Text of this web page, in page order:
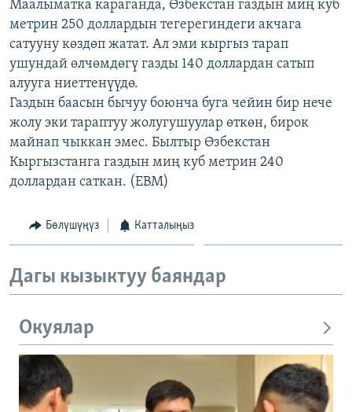
ЫҢГАЙСЫЗ СУРООЛОР
ЭЕ/АРнун бардык сайттары
Маалыматка караганда, Өзбекстан газдын миң куб
метрин 250 доллардын тегерегиндеги акчага
сатууну көздөп жатат. Ал эми кыргыз тарап
ушундай өлчөмдөгү газды 140 доллардан сатып
алууга ниеттенүүдө.
Газдын баасын бычуу боюнча буга чейин бир нече
жолу эки тараптуу жолугушуулар өткөн, бирок
майнап чыккан эмес. Былтыр Өзбекстан
Кыргызстанга газдын миң куб метрин 240
доллардан саткан. (EBM)
Бөлүшүңүз Катталыңыз
Дагы кызыктуу баяндар
Окуялар